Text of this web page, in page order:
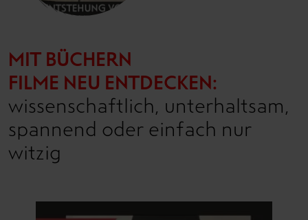
MIT BÜCHERN
FILME NEU ENTDECKEN:
wissenschaftlich, unterhaltsam,
spannend oder einfach nur
witzig